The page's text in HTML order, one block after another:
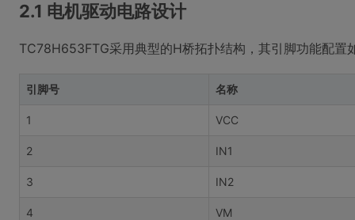
2.1 电机驱动电路设计
TC78H653FTG采用典型的H桥拓扑结构，其引脚功能配置
引脚号 名称
1 VCC
2 IN1
3 IN2
4 VM